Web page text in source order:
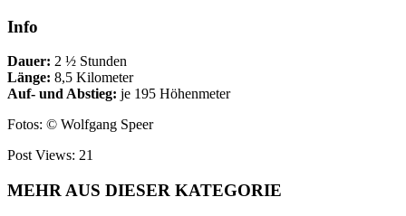
Info
Dauer: 2 ½ Stunden
Länge: 8,5 Kilometer
Auf- und Abstieg: je 195 Höhenmeter
Fotos: © Wolfgang Speer
Post Views: 21
MEHR AUS DIESER KATEGORIE